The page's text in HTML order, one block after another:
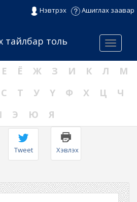
Нэвтрэх Ашиглах заавар
Menu
тайлбар толь
Е Ё Ж З И К Л
М
С Т У Ү Ф Х Ц
Ч
Э Ю Я
Tweet Хэвлэх